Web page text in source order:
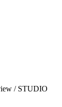
/ STUDIO